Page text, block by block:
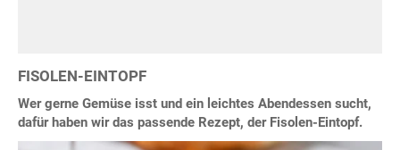
FISOLEN-EINTOPF
Wer gerne Gemüse isst und ein leichtes Abendessen sucht,
dafür haben wir das passende Rezept, der Fisolen-Eintopf.